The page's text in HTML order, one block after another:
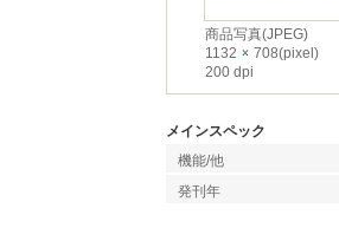
商品写真(JPEG)
1132
708(pixel)
200 dpi
メインスペック
機能/他
発刊年